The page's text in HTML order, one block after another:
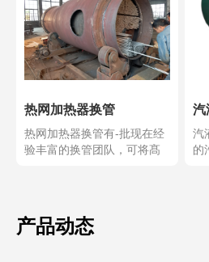
热网加热器换管
热网加热器换管有-批现在经
验丰富的换管团队，可将髙
汽
汽
的
产品动态